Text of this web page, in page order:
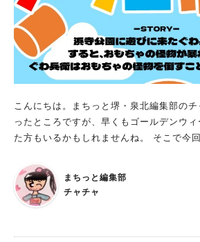
キーホルダー」、5月23日～7月12日には
れます。 2階スペースキッチンでは、5月24日(日)＆6月28日(日)
は「出張パン教室」が開催。また、「飴
もありますよ（※開催日はHPをチェックし
お、これらに参加するには、チケットを購
ーも!? 6月14日(日)10時30分～16時30分
「忍者体験ラリー」に参加できちゃいます！ 上着、ハチマ
帯を装着して、一流忍者気分に。 手裏剣など、憧れの忍術にラ
ついて、詳しく知ることができる企画展「
×じぶんトリセツ」。 今まで何気なく使っていた“体”について、
改めて学んでみませんか？ 遊びながら学べる楽しい企画がいっ
※画像は全て施設提供
こんにちは。まちっと堺・泉北編集部のチャチ
ったところですが、早くもゴールデンウ
た方もいるかもしれませんね。 そこで今回は、浜寺公園で長期
ト「ぐわ兵衛とアソビ帝国」 日時：2026年4月4日（土）～2026
年5月31日（日）9時30分～16時00分 受付
参加費：１セット500円 持ち物：スマートフォン 謎解
まちっと編集部
チャチャ